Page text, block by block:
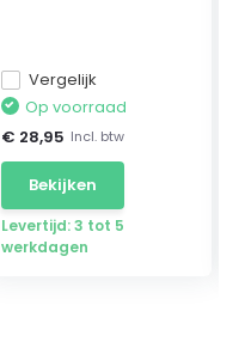
Vergelijk
Op voorraad
€ 28,95 Incl. btw
Bekijken
Levertijd: 3 tot 5
werkdagen